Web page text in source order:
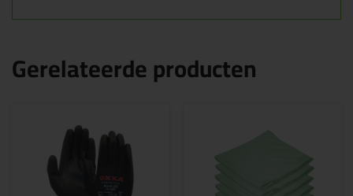
Gerelateerde producten